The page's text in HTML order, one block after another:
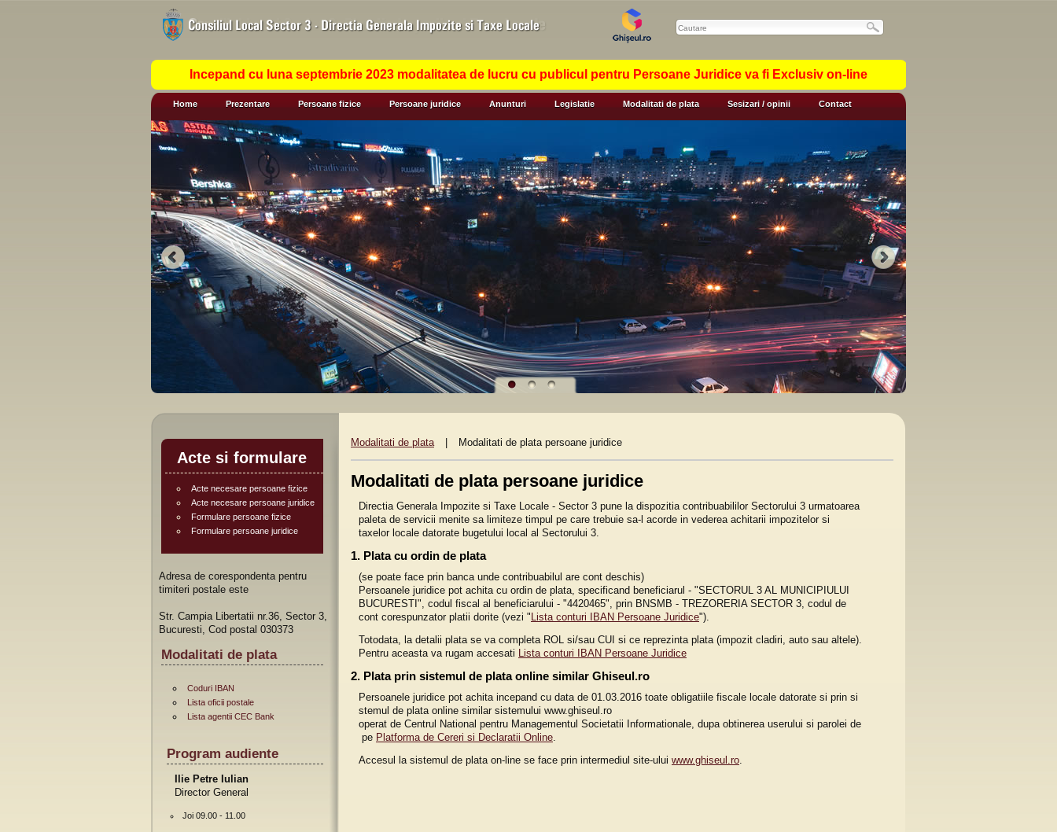
Incepand cu luna septembrie 2023 modalitatea de lucru cu publicul pentru Persoane Juridice va fi Exclusiv on-line
Home Prezentare Persoane fizice Persoane juridice Anunturi Legislatie Modalitati de plata Sesizari / opinii Contact
Acte si formulare
Acte necesare persoane fizice
Acte necesare persoane juridice
Formulare persoane fizice
Formulare persoane juridice
Adresa de corespondenta pentru
timiteri postale este
Str. Campia Libertatii nr.36, Sector 3,
Bucuresti, Cod postal 030373
Modalitati de plata
Coduri IBAN
Lista oficii postale
Lista agentii CEC Bank
Program audiente
Ilie Petre Iulian
Director General
Joi 09.00 - 11.00
Modalitati de plata Modalitati de plata persoane juridice
Modalitati de plata persoane juridice
Directia Generala Impozite si Taxe Locale - Sector 3 pune la dispozitia contribuabililor Sectorului 3 urmatoarea
paleta de servicii menite sa limiteze timpul pe care trebuie sa-l acorde in vederea achitarii impozitelor si
taxelor locale datorate bugetului local al Sectorului 3.
1. Plata cu ordin de plata
(se poate face prin banca unde contribuabilul are cont deschis)
Persoanele juridice pot achita cu ordin de plata, specificand beneficiarul - "SECTORUL 3 AL MUNICIPIULUI
BUCURESTI", codul fiscal al beneficiarului - "4420465", prin BNSMB - TREZORERIA SECTOR 3, codul de
cont corespunzator platii dorite (vezi " Lista conturi IBAN Persoane Juridice").
Totodata, la detalii plata se va completa ROL si/sau CUI si ce reprezinta plata (impozit cladiri, auto sau altele).
Pentru aceasta va rugam accesati Lista conturi IBAN Persoane Juridice
2. Plata prin sistemul de plata online similar Ghiseul.ro
Persoanele juridice pot achita incepand cu data de 01.03.2016 toate obligatiile fiscale locale datorate si prin si
stemul de plata online similar sistemului www.ghiseul.ro
operat de Centrul National pentru Managementul Societatii Informationale, dupa obtinerea userului si parolei de
pe Platforma de Cereri si Declaratii Online.
Accesul la sistemul de plata on-line se face prin intermediul site-ului www.ghiseul.ro.